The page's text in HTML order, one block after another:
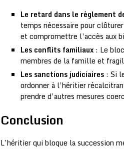
Le retard dans le règlement
temps nécessaire pour
et compromettre l’accès aux
Les conflits familiaux : Le
membres de la famille et
Les sanctions judiciaires : Si
ordonner à l’héritier
prendre d’autres mesures
Conclusion
L’héritier qui bloque la succession